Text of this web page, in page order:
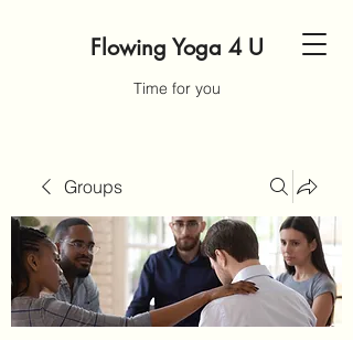
Flowing Yoga 4 U
Time for you
Groups